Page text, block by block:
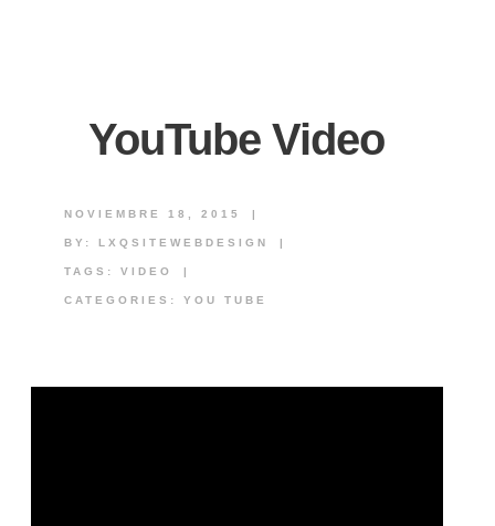
YouTube Video
NOVIEMBRE 18, 2015 |
BY: LXQSITEWEBDESIGN |
TAGS: VIDEO |
CATEGORIES: YOU TUBE